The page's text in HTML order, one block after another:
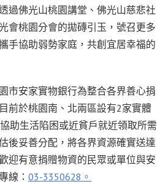
過佛光山桃園講堂、佛光山慈悲社
會桃園分會的拋磚引玉，號召更多
手協助弱勢家庭，共創宜居幸福的
市安家實物銀行為整合各界善心捐
前於桃園南、北兩區設有2家實體
助生活陷困或近貧戶就近領取所需
後妥善分配，將各界資源確實送達
迎有意捐贈物資的民眾或單位與安
線： 03-3350628。